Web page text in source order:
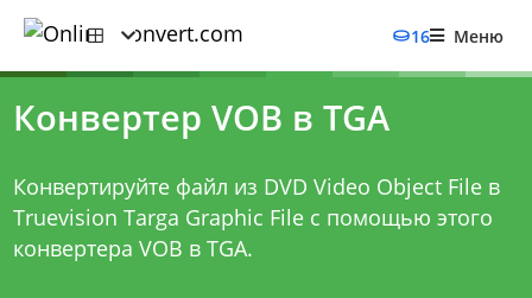
16 Меню
Конвертер VOB в TGA
Конвертируйте файл из DVD Video Object File в
Truevision Targa Graphic File с помощью этого
конвертера VOB в TGA.